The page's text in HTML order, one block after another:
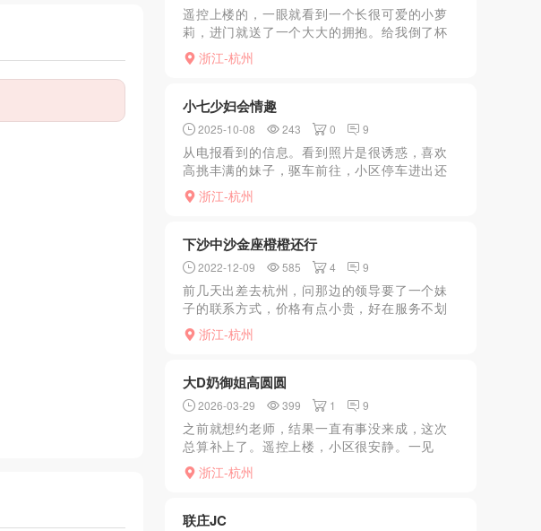
遥控上楼的，一眼就看到一个长很可爱的小萝
莉，进门就送了一个大大的拥抱。给我倒了杯
水，很活泼开朗健谈，聊了会天，就一起去共
浴了，还帮忙搓背，洗小弟弟那手好温柔体
浙江-杭州
小七少妇会情趣
2025-10-08 243 0 9
从电报看到的信息。看到照片是很诱惑，喜欢
高挑丰满的妹子，驱车前往，小区停车进出还
方便的。进门就看到白白肉肉的两个小可爱出
现，双峰巨挺。开始没好意思摸。妹子热情的
浙江-杭州
下沙中沙金座橙橙还行
2022-12-09 585 4 9
前几天出差去杭州，问那边的领导要了一个妹
子的联系方式，价格有点小贵，好在服务不划
水，挺不错的，身材脸蛋也很好，唯一一点就
是胸不大，本人喜欢超大号的，妹子性格不
浙江-杭州
大D奶御姐高圆圆
2026-03-29 399 1 9
之前就想约老师，结果一直有事没来成，这次
总算补上了。遥控上楼，小区很安静。一见
面，人照没差，高挑大长腿、细腰大胸，丰乳
肥臀，直接交水费。老师陪着洗了个澡，洗得
浙江-杭州
联庄JC